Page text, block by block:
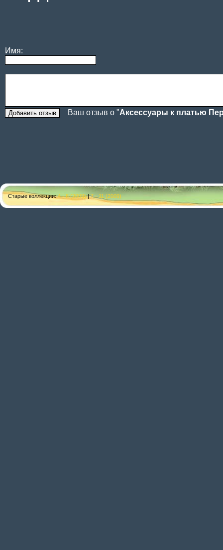
Имя:
Ваш отзыв о "Аксессуары к платью
Старые коллекции:4 - 6 (2009)|7 - 11 (2009)